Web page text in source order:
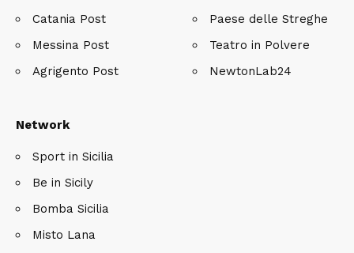
Catania Post
Messina Post
Agrigento Post
Paese delle Streghe
Teatro in Polvere
NewtonLab24
Network
Sport in Sicilia
Be in Sicily
Bomba Sicilia
Misto Lana